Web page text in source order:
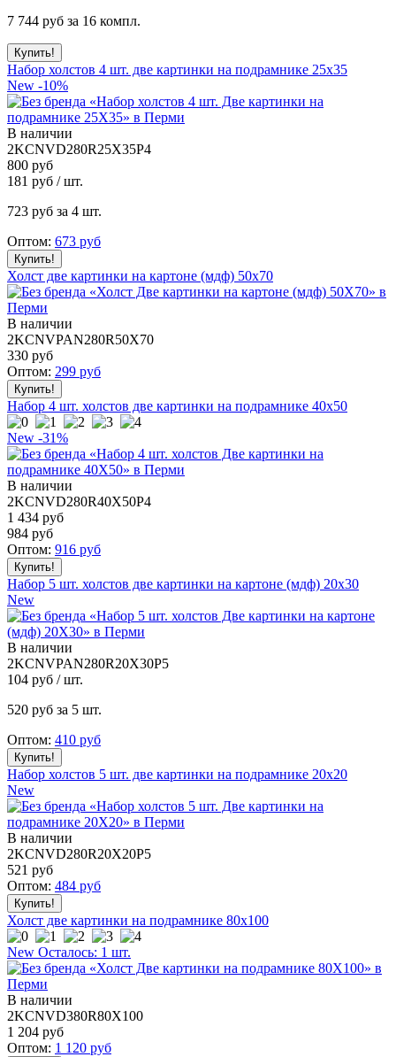
7 744 руб за 16 компл.
Набор холстов 4 шт. две картинки на подрамнике 25x35
New -10%
В наличии
2KCNVD280R25X35P4
800 руб
181 руб / шт.
723 руб за 4 шт.
Оптом: 673 руб
Холст две картинки на картоне (мдф) 50x70
В наличии
2KCNVPAN280R50X70
330 руб
Оптом: 299 руб
Набор 4 шт. холстов две картинки на подрамнике 40x50
New -31%
В наличии
2KCNVD280R40X50P4
1 434 руб
984 руб
Оптом: 916 руб
Набор 5 шт. холстов две картинки на картоне (мдф) 20x30
New
В наличии
2KCNVPAN280R20X30P5
104 руб / шт.
520 руб за 5 шт.
Оптом: 410 руб
Набор холстов 5 шт. две картинки на подрамнике 20x20
New
В наличии
2KCNVD280R20X20P5
521 руб
Оптом: 484 руб
Холст две картинки на подрамнике 80x100
New Осталось: 1 шт.
В наличии
2KCNVD380R80X100
1 204 руб
Оптом: 1 120 руб